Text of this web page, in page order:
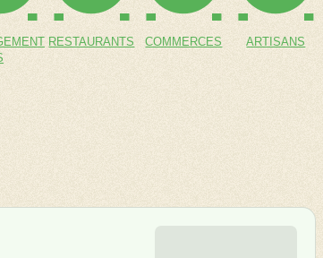
RESTAURANTS COMMERCES ARTISANS